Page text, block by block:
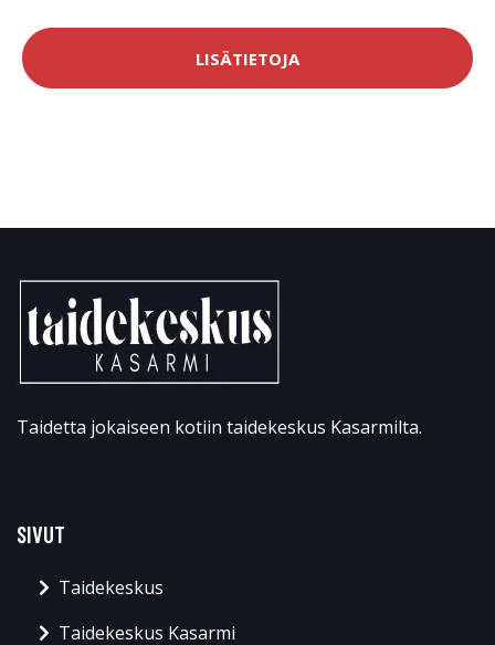
LISÄTIETOJA
Taidetta jokaiseen kotiin taidekeskus Kasarmilta.
SIVUT
Taidekeskus
Taidekeskus Kasarmi